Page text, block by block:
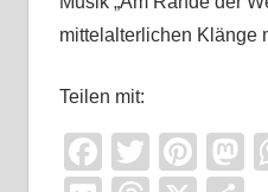
mittelalterlichen Klänge
Teilen mit:
Twitter